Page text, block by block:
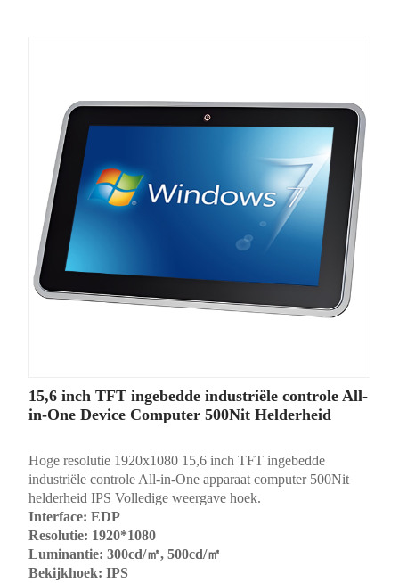
15,6 inch TFT ingebedde industriële controle All-
in-One Device Computer 500Nit Helderheid
Hoge resolutie 1920x1080 15,6 inch TFT ingebedde
industriële controle All-in-One apparaat computer 500Nit
helderheid IPS Volledige weergave hoek.
Interface: EDP
Resolutie: 1920*1080
Luminantie: 300cd/㎡, 500cd/㎡
Bekijkhoek: IPS